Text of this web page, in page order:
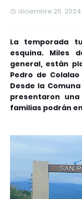
diciembre 25, 2024
La temporada
esquina. Miles
general, están
Pedro de
Desde la
presentaron
familias podrán